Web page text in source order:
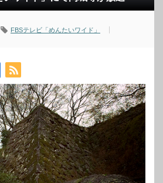
FBSテレビ「めんたいワイド」